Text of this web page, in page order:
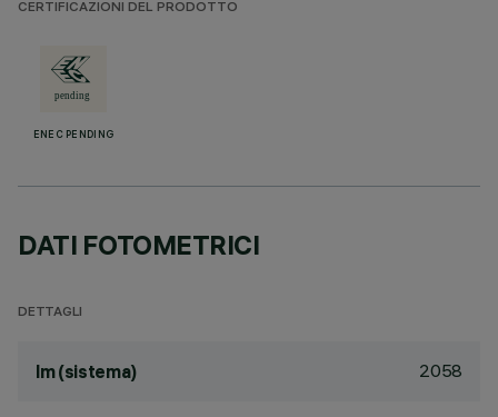
CERTIFICAZIONI DEL PRODOTTO
ENEC PENDING
DATI FOTOMETRICI
DETTAGLI
lm (sistema) 2058